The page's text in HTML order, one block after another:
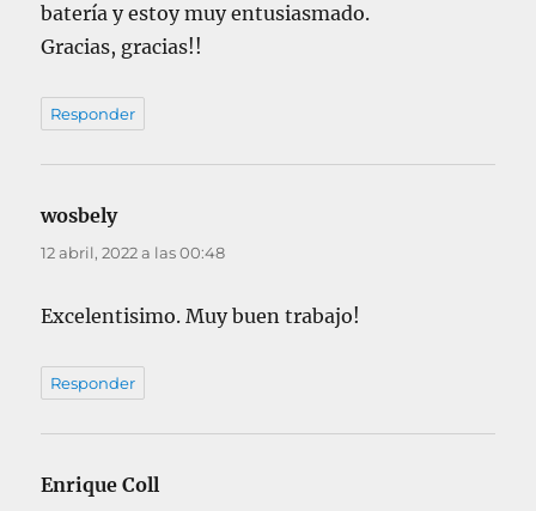
batería y estoy muy entusiasmado.
Gracias, gracias!!
Responder
wosbely
12 abril, 2022 a las 00:48
Excelentisimo. Muy buen trabajo!
Responder
Enrique Coll